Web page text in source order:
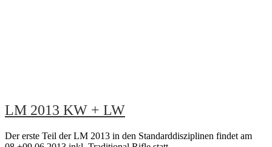
LM 2013 KW + LW
Der erste Teil der LM 2013 in den Standarddisziplinen findet am